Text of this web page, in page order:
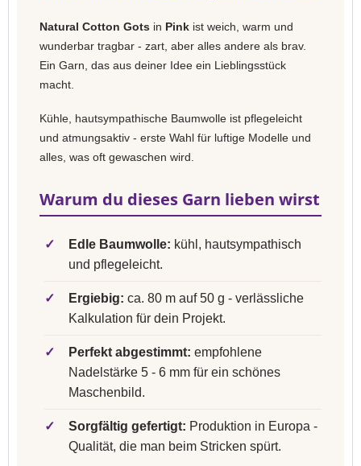
Natural Cotton Gots in Pink ist weich, warm und
wunderbar tragbar - zart, aber alles andere als brav.
Ein Garn, das aus deiner Idee ein Lieblingsstück
macht.
Kühle, hautsympathische Baumwolle ist pflegeleicht
und atmungsaktiv - erste Wahl für luftige Modelle und
alles, was oft gewaschen wird.
Warum du dieses Garn lieben wirst
✓ Edle Baumwolle: kühl, hautsympathisch
und pflegeleicht.
✓ Ergiebig: ca. 80 m auf 50 g - verlässliche
Kalkulation für dein Projekt.
✓ Perfekt abgestimmt: empfohlene
Nadelstärke 5 - 6 mm für ein schönes
Maschenbild.
✓ Sorgfältig gefertigt: Produktion in Europa -
Qualität, die man beim Stricken spürt.